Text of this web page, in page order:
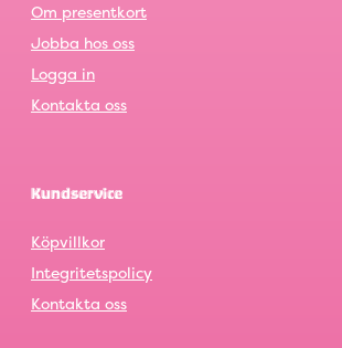
Om presentkort
Jobba hos oss
Logga in
Kontakta oss
Kundservice
Köpvillkor
Integritetspolicy
Kontakta oss